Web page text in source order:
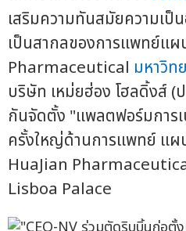
เสริมความทันสมัยความเป็
เป็นสากลของการแพทย์แ
Pharmaceutical มหาวิท
บริษัท เหม่ยฮ่อง โฮลดิ้งส์ (
กันจัดตั้ง "แพลตฟอร์มการ
ครั้งใหญ่ด้านการแพทย์ แผ
HuaJian
Lisboa Palace